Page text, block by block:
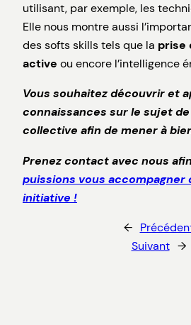
utilisant, par exemple, les
Elle nous montre aussi
des softs skills tels que la prise
active ou encore l’intelligence
Vous souhaitez découvrir et
connaissances sur le sujet de
collective afin de mener à
Prenez contact avec nous
puissions vous accompagner
initiative !
←
Suivant →